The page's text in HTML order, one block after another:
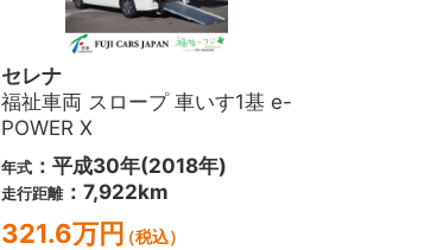
セレナ
福祉車両 スロープ 車いす1基 e-
POWER X
年式 ：平成30年(2018年)
走行距離：7,922km
321.6万円（税込）